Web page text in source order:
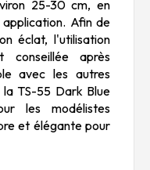
25-30 cm, en
Afin de
éclat, l'utilisation
conseillée après
avec les autres
TS-55 Dark Blue
les modélistes
et élégante pour